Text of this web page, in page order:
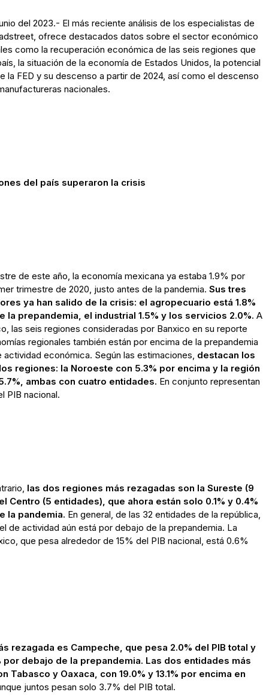
del 2023.- El más reciente análisis de los especialistas de
ofrece destacados datos sobre el sector económico
como la recuperación económica de las seis regiones que
la situación de la economía de Estados Unidos, la potencial
la FED y su descenso a partir de 2024, así como el descenso
nacionales.
del país superaron la crisis
de este año, la economía mexicana ya estaba 1.9% por
trimestre de 2020, justo antes de la pandemia. Sus tres
ya han salido de la crisis: el agropecuario está 1.8%
la prepandemia, el industrial 1.5% y los servicios 2.0%. A
las seis regiones consideradas por Banxico en su reporte
regionales también están por encima de la prepandemia
actividad económica. Según las estimaciones, destacan los
regiones: la Noroeste con 5.3% por encima y la región
ambas con cuatro entidades. En conjunto representan
PIB nacional.
las dos regiones más rezagadas son la Sureste (9
Centro (5 entidades), que ahora están solo 0.1% y 0.4%
la pandemia. En general, de las 32 entidades de la república,
de actividad aún está por debajo de la prepandemia. La
que pesa alrededor de 15% del PIB nacional, está 0.6%
rezagada es Campeche, que pesa 2.0% del PIB total y
por debajo de la prepandemia. Las dos entidades más
Tabasco y Oaxaca, con 19.0% y 13.1% por encima en
juntos pesan solo 3.7% del PIB total.